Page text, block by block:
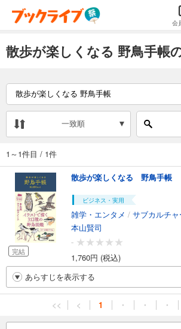
会
散歩が楽しくなる 野鳥手帳
一致順
1～1件目 / 1件
完結
散歩が楽しくなる 野鳥手帳
ビジネス・実用
雑学・エンタメ / サブカルチ
本山賢司
-
1,760円 (税込)
あらすじを表示する
<< < 1 ・ ・ ・